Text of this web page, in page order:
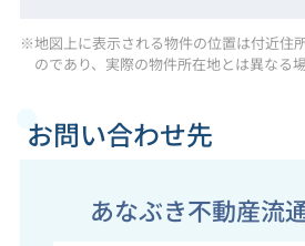
※地図上に表示される物件の位置は付近住
のであり、実際の物件所在地とは異なる
お問い合わせ先
あなぶき不動産